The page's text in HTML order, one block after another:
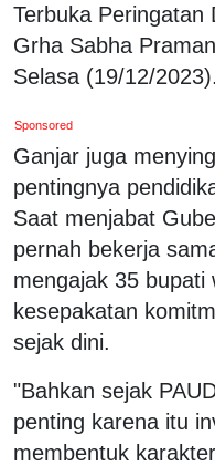
Terbuka Peringatan
Grha Sabha
Selasa (19/12/2023).
Sponsored
Ganjar juga
pentingnya
Saat menjabat
pernah bekerja
mengajak 35 bupati
kesepakatan
sejak dini.
"Bahkan sejak
penting karena itu
membentuk